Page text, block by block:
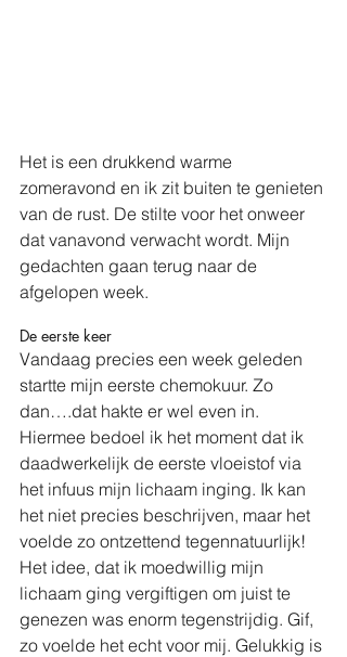
Het is een drukkend warme
zomeravond en ik zit buiten te genieten
van de rust. De stilte voor het onweer
dat vanavond verwacht wordt. Mijn
gedachten gaan terug naar de
afgelopen week.
De eerste keer
Vandaag precies een week geleden
startte mijn eerste chemokuur. Zo
dan….dat hakte er wel even in.
Hiermee bedoel ik het moment dat ik
daadwerkelijk de eerste vloeistof via
het infuus mijn lichaam inging. Ik kan
het niet precies beschrijven, maar het
voelde zo ontzettend tegennatuurlijk!
Het idee, dat ik moedwillig mijn
lichaam ging vergiftigen om juist te
genezen was enorm tegenstrijdig. Gif,
zo voelde het echt voor mij. Gelukkig is